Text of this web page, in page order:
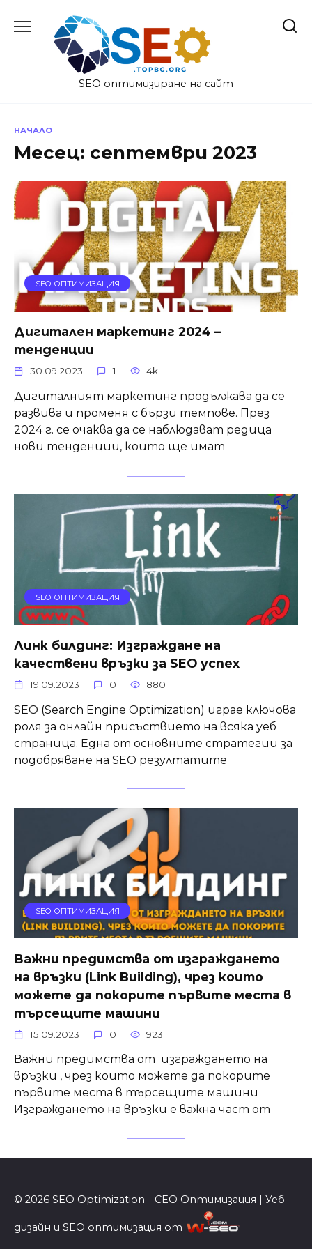
SEO оптимизиране на сайт
НАЧАЛО
Месец: септември 2023
SEO ОПТИМИЗАЦИЯ
Дигитален маркетинг 2024 –
тенденции
30.09.2023 1 4k.
Дигиталният маркетинг продължава да се
развива и променя с бързи темпове. През
2024 г. се очаква да се наблюдават редица
нови тенденции, които ще имат
SEO ОПТИМИЗАЦИЯ
Линк билдинг: Изграждане на
качествени връзки за SEO успех
19.09.2023 0 880
SEO (Search Engine Optimization) играе ключова
роля за онлайн присъствието на всяка уеб
страница. Една от основните стратегии за
подобряване на SEO резултатите
SEO ОПТИМИЗАЦИЯ
Важни предимства от изграждането
на връзки (Link Building), чрез които
можете да покорите първите места в
търсещите машини
15.09.2023 0 923
Важни предимства от изграждането на
връзки , чрез които можете да покорите
първите места в търсещите машини
Изграждането на връзки е важна част от
© 2026 SEO Optimization - СЕО Оптимизация | Уеб
дизайн и SEO оптимизация от